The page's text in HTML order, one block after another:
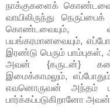
நாக்குகளைக்
வாயிலிருந்து
கொண்டவையும்,
பயங்கரமானவையும்,
இரண்டு பெரும்
அவன் {கருடன்}
இமைக்காமலும்,
எவனொருவன் அந்தம்
பார்க்கப்படுகிறானோ அவன்